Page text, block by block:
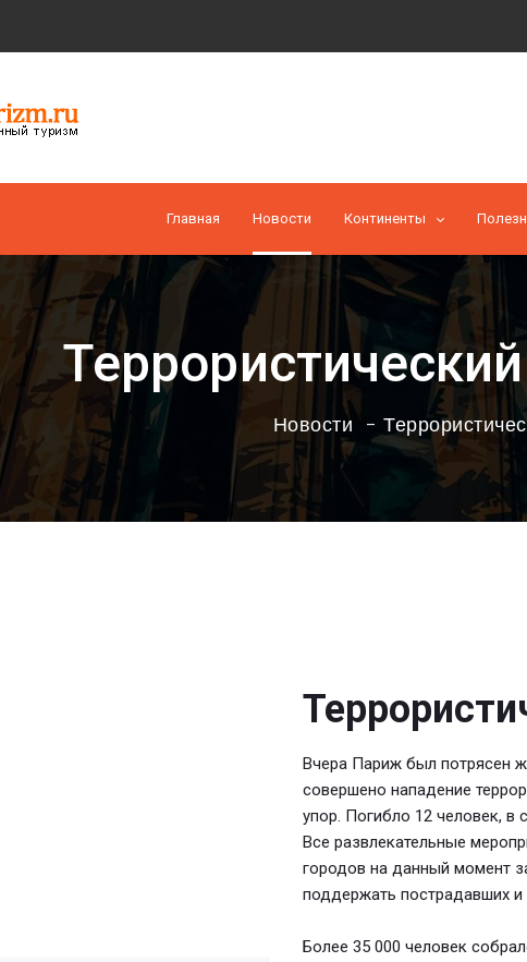
Главная Новости Континенты
Новости
Вчера Париж был потрясен
совершено нападение
упор. Погибло 12 человек, в
Все развлекательные
городов на данный момент
поддержать пострадавших и
Более 35 000 человек